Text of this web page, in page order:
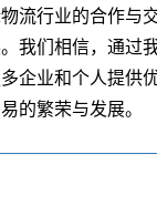
流行业的合作与
我们相信，通过
企业和个人提供
的繁荣与发展。